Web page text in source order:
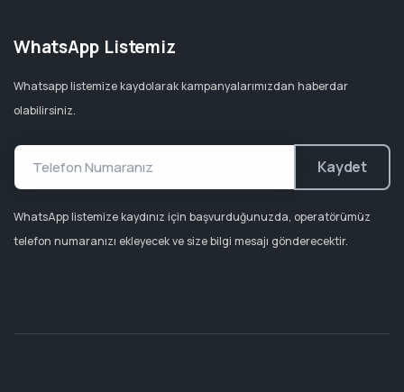
WhatsApp Listemiz
Whatsapp listemize kaydolarak kampanyalarımızdan haberdar
olabilirsiniz.
Kaydet
WhatsApp listemize kaydınız için başvurduğunuzda, operatörümüz
telefon numaranızı ekleyecek ve size bilgi mesajı gönderecektir.